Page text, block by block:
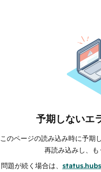
予期しないエ
このページの読み込み時に予期
再読み込みし、も
問題が続く場合は、